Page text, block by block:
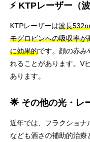
⚡ KTPレーザー（
KTPレーザーは波長
モグロビンへの吸収率
に効果的です。顔の赤み
れることがあります。V
あります。
🌟 その他の光・レ
近年では、フラクショナ
なども酒さの補助的治療